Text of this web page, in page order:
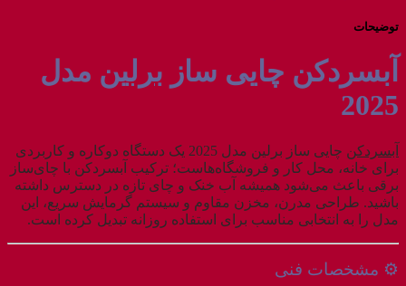
توضیحات
آبسردکن چایی ساز برلین مدل
2025
آبسردکن
چایی ساز برلین مدل 2025 یک دستگاه دوکاره و کاربردی
برای خانه، محل کار و فروشگاه‌هاست؛ ترکیب آبسردکن با چای‌ساز
برقی باعث می‌شود همیشه آب خنک و چای تازه در دسترس داشته
باشید. طراحی مدرن، مخزن مقاوم و سیستم گرمایش سریع، این
مدل را به انتخابی مناسب برای استفاده روزانه تبدیل کرده است.
⚙️ مشخصات فنی